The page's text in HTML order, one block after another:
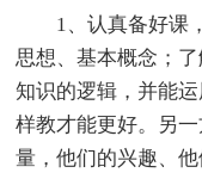
1、认真备好课
思想、基本概念；
知识的逻辑，并能
样教才能更好。另
量，他们的兴趣、